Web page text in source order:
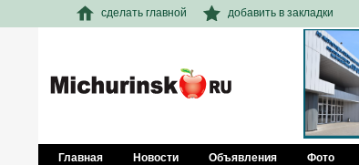
сделать главной добавить в закладки
Главная Новости Объявления Фото